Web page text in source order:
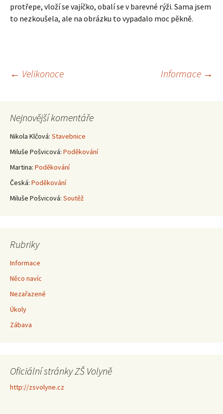
protřepe, vloží se vajíčko, obalí se v barevné rýži. Sama jsem
to nezkoušela, ale na obrázku to vypadalo moc pěkně.
Navigace
pro
příspěvky
← Velikonoce Informace →
Nejnovější komentáře
Nikola Klčová: Stavebnice
Miluše Pošvicová: Poděkování
Martina: Poděkování
Česká: Poděkování
Miluše Pošvicová: Soutěž
Rubriky
Informace
Něco navíc
Nezařazené
Úkoly
Zábava
Oficiální stránky ZŠ Volyně
http://zsvolyne.cz